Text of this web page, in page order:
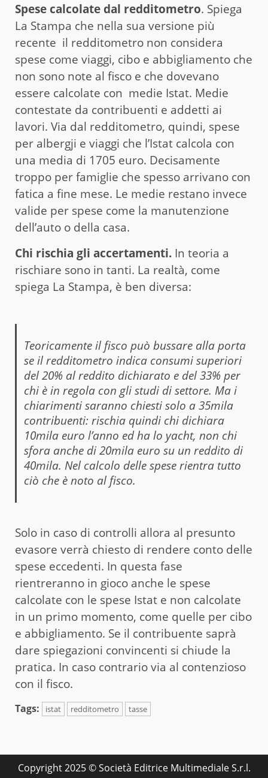
Spese calcolate dal redditometro. Spiega
La Stampa che nella sua versione più
recente il redditometro non considera
spese come viaggi, cibo e abbigliamento che
non sono note al fisco e che dovevano
essere calcolate con medie Istat. Medie
contestate da contribuenti e addetti ai
lavori. Via dal redditometro, quindi, spese
per albergji e viaggi che l’Istat calcola con
una media di 1705 euro. Decisamente
troppo per famiglie che spesso arrivano con
fatica a fine mese. Le medie restano invece
valide per spese come la manutenzione
dell’auto o della casa.
Chi rischia gli accertamenti. In teoria a
rischiare sono in tanti. La realtà, come
spiega La Stampa, è ben diversa:
Teoricamente il fisco può bussare alla porta
se il redditometro indica consumi superiori
del 20% al reddito dichiarato e del 33% per
chi è in regola con gli studi di settore. Ma i
chiarimenti saranno chiesti solo a 35mila
contribuenti: rischia quindi chi dichiara
10mila euro l’anno ed ha lo yacht, non chi
sfora anche di 20mila euro su un reddito di
40mila. Nel calcolo delle spese rientra tutto
ciò che è noto al fisco.
Solo in caso di controlli allora al presunto
evasore verrà chiesto di rendere conto delle
spese eccedenti. In questa fase
rientreranno in gioco anche le spese
calcolate con le spese Istat e non calcolate
in un primo momento, come quelle per cibo
e abbigliamento. Se il contribuente saprà
dare spiegazioni convincenti si chiude la
pratica. In caso contrario via al contenzioso
con il fisco.
Tags: istat redditometro tasse
Copyright 2025 © Società Editrice Multimediale S.r.l.